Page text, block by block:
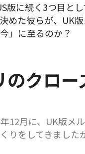
版に続く3つ目と
めた彼らが、UK
」に至るのか？
クロ
12月に、UK版メ
りをしてきまし